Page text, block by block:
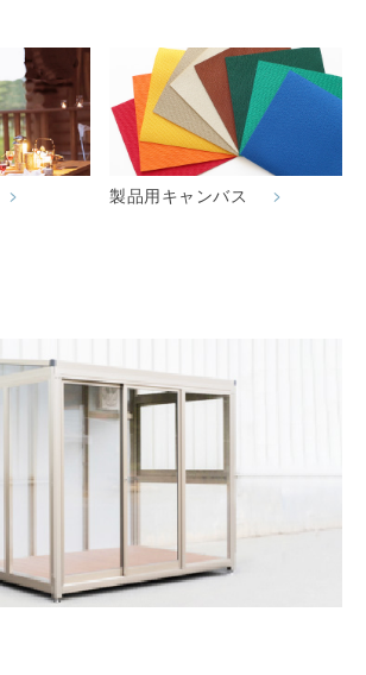
製品用キャンバス